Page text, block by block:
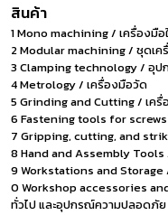
สินค้า
1 Mono machining / เครื่องมือ
2 Modular machining / ชุดเค
3 Clamping technology / อุ
4 Metrology / เครื่องมือวัด
5 Grinding and Cutting / เค
6 Fastening tools for
7 Gripping, cutting, and
8 Hand and Assembly
9 Workstations and Storage
0 Workshop accessories
ทั่วไป และอุปกรณ์ความปลอดภัย